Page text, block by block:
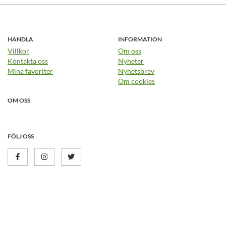
HANDLA
Villkor
Kontakta oss
Mina favoriter
INFORMATION
Om oss
Nyheter
Nyhetsbrev
Om cookies
OM OSS
FÖLJ OSS